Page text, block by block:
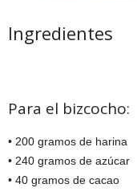
Ingredientes
Para el bizcocho:
• 200 gramos de harina
• 240 gramos de azúcar
• 40 gramos de cacao